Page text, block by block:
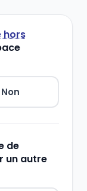
hors
Non
de
un autre